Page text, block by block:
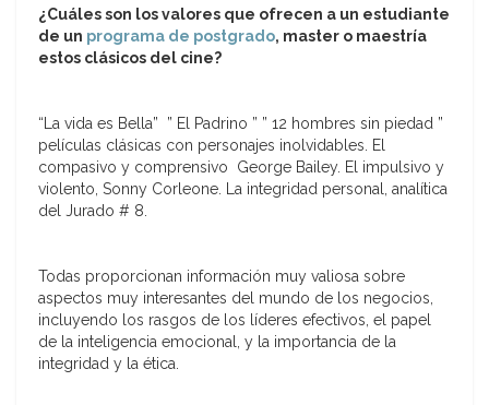
¿Cuáles son los valores que ofrecen a un estudiante
de un programa de postgrado, master o maestría
estos clásicos del cine?
“La vida es Bella” ” El Padrino ” ” 12 hombres sin piedad ”
películas clásicas con personajes inolvidables. El
compasivo y comprensivo George Bailey. El impulsivo y
violento, Sonny Corleone. La integridad personal, analítica
del Jurado # 8.
Todas proporcionan información muy valiosa sobre
aspectos muy interesantes del mundo de los negocios,
incluyendo los rasgos de los líderes efectivos, el papel
de la inteligencia emocional, y la importancia de la
integridad y la ética.